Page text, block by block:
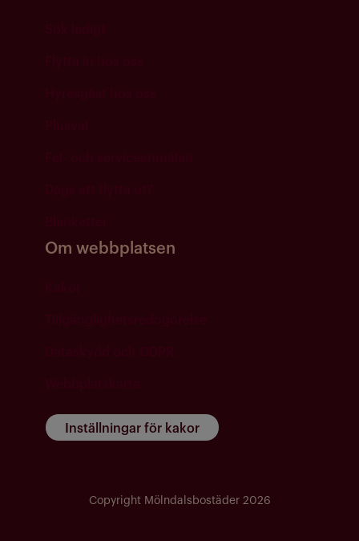
Om webbplatsen
Inställningar för kakor
Copyright Mölndalsbostäder 2026